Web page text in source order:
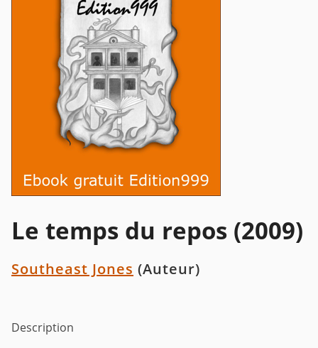
Le temps du repos (2009)
Southeast Jones (Auteur)
Description